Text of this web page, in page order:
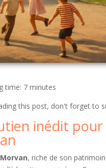
time: 7 minutes
this post, don't forget to
inédit pour
, riche de son